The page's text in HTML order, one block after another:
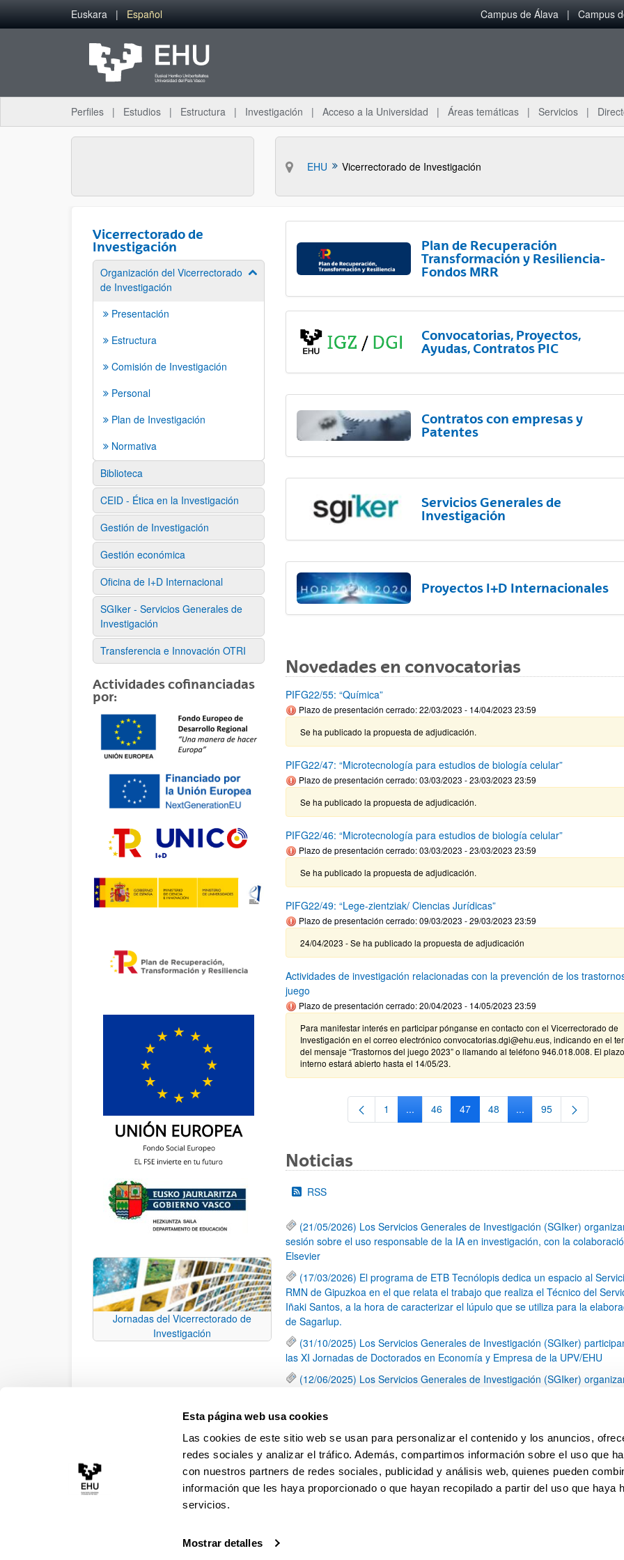
Esta página web usa cookies
Las cookies de este sitio web se usan para personalizar el contenido y los anuncios,
redes sociales y analizar el tráfico. Además, compartimos información sobre el uso que
con nuestros partners de redes sociales, publicidad y análisis web, quienes pueden
información que les haya proporcionado o que hayan recopilado a partir del uso que haya
servicios.
Mostrar detalles
Saltar al contenido principal
Euskara Español Campus de Álava Campus
Perfiles Estudios Estructura Investigación Acceso a la Universidad Áreas temáticas Servicios
EHU Vicerrectorado de Investigación
Vicerrectorado de
Investigación
Organización del Vicerrectorado
de Investigación
Mostrar/ocultar subpáginas
Presentación
Estructura
Comisión de Investigación
Personal
Plan de Investigación
Normativa
Biblioteca
CEID - Ética en la Investigación
Gestión de Investigación
Gestión económica
Oficina de I+D Internacional
SGIker - Servicios Generales de
Investigación
Transferencia e Innovación OTRI
Actividades cofinanciadas
por:
Jornadas del Vicerrectorado de
Investigación
Plan de Recuperación
Transformación y Resiliencia-
Fondos MRR
Convocatorias, Proyectos,
Ayudas, Contratos PIC
Contratos con empresas y
Patentes
Servicios Generales de
Investigación
Proyectos I+D Internacionales
Novedades en convocatorias
PIFG22/55: “Química”
Plazo de presentación cerrado: 22/03/2023 - 14/04/2023 23:59
Se ha publicado la propuesta de adjudicación.
PIFG22/47: “Microtecnología para estudios de biología celular”
Plazo de presentación cerrado: 03/03/2023 - 23/03/2023 23:59
Se ha publicado la propuesta de adjudicación.
PIFG22/46: “Microtecnología para estudios de biología celular”
Plazo de presentación cerrado: 03/03/2023 - 23/03/2023 23:59
Se ha publicado la propuesta de adjudicación.
PIFG22/49: “Lege-zientziak/ Ciencias Jurídicas”
Plazo de presentación cerrado: 09/03/2023 - 29/03/2023 23:59
24/04/2023 - Se ha publicado la propuesta de adjudicación
Actividades de investigación relacionadas con la prevención de los
juego
Plazo de presentación cerrado: 20/04/2023 - 14/05/2023 23:59
Para manifestar interés en participar pónganse en contacto con el Vicerrectorado de
Investigación en el correo electrónico convocatorias.dgi@ehu.eus, indicando en el
del mensaje “Trastornos del juego 2023” o llamando al teléfono 946.018.008. El plazo
interno estará abierto hasta el 14/05/23.
Página
1 ...Páginas intermedias Use TAB para desplazarse.
Página
46 Página
47 Página
48 ...Páginas intermedias
Página
95
Noticias
RSS
(21/05/2026) Los Servicios Generales de Investigación (SGIker)
sesión sobre el uso responsable de la IA en investigación, con la
Elsevier
(17/03/2026) El programa de ETB Tecnólopis dedica un espacio al
RMN de Gipuzkoa en el que relata el trabajo que realiza el Técnico del
Iñaki Santos, a la hora de caracterizar el lúpulo que se utiliza para la
de Sagarlup.
(31/10/2025) Los Servicios Generales de Investigación (SGIker)
las XI Jornadas de Doctorados en Economía y Empresa de la UPV/EHU
(12/06/2025) Los Servicios Generales de Investigación (SGIker)
una caracterización química de dos variedades de lúpulo silvestre
Página
1 Página
2 Página
3 ...
Páginas intermedias Use TAB
Página
79